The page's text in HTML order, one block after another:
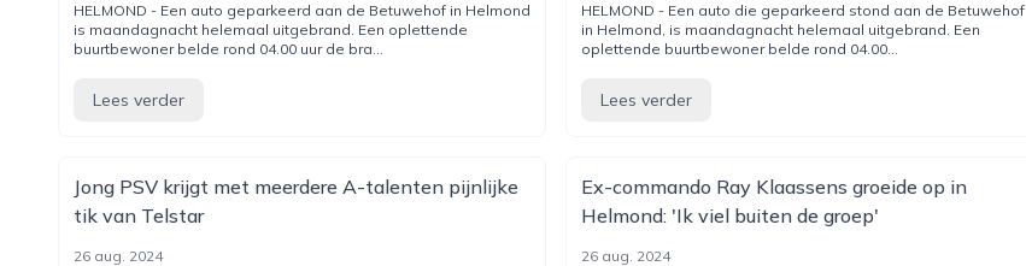
HELMOND - Een auto geparkeerd aan de Betuwehof in Helmond
is maandagnacht helemaal uitgebrand. Een oplettende
buurtbewoner belde rond 04.00 uur de bra...
Lees verder
HELMOND - Een auto die geparkeerd stond aan de Betuwehof
in Helmond, is maandagnacht helemaal uitgebrand. Een
oplettende buurtbewoner belde rond 04.00...
Lees verder
Jong PSV krijgt met meerdere A-talenten pijnlijke
tik van Telstar
26 aug. 2024
Ex-commando Ray Klaassens groeide op in
Helmond: 'Ik viel buiten de groep'
26 aug. 2024